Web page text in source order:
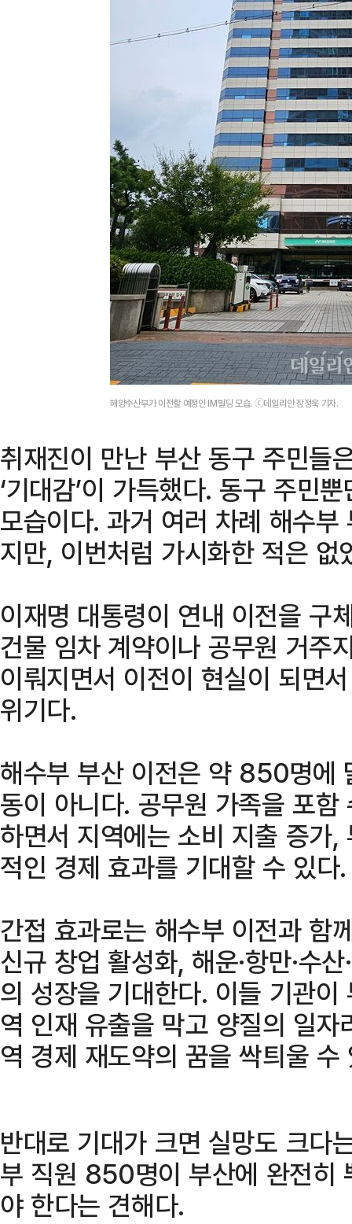
해양수산부가 이전할 예정인 IM빌딩 모습. ⓒ데일리안 장정욱 기자.
취재진이 만난 부산 동구 주민들
‘기대감’이 가득했다. 동구 주민
모습이다. 과거 여러 차례 해수
지만, 이번처럼 가시화한 적은 없
이재명 대통령이 연내 이전을 구
건물 임차 계약이나 공무원 거주
이뤄지면서 이전이 현실이 되면
위기다.
해수부 부산 이전은 약 850명에
동이 아니다. 공무원 가족을 포
하면서 지역에는 소비 지출 증가
적인 경제 효과를 기대할 수 있다.
간접 효과로는 해수부 이전과 함
신규 창업 활성화, 해운·항만·수
의 성장을 기대한다. 이들 기관
역 인재 유출을 막고 양질의 일
역 경제 재도약의 꿈을 싹틔울
반대로 기대가 크면 실망도 크다
부 직원 850명이 부산에 완전히
야 한다는 견해다.